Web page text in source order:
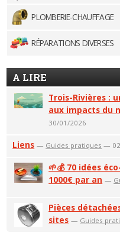
PLOMBERIE-CHAUFFAGE
RÉPARATIONS DIVERSES
A LIRE
Trois-Rivières :
aux impacts du
30/01/2026
Liens — Guides pratiques —
🌱💰 70 idées
1000€ par an —
Pièces
sites — Guides